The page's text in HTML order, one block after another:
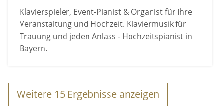
Klavierspieler, Event-Pianist & Organist für Ihre
Veranstaltung und Hochzeit. Klaviermusik für
Trauung und jeden Anlass - Hochzeitspianist in
Bayern.
Weitere 15 Ergebnisse anzeigen